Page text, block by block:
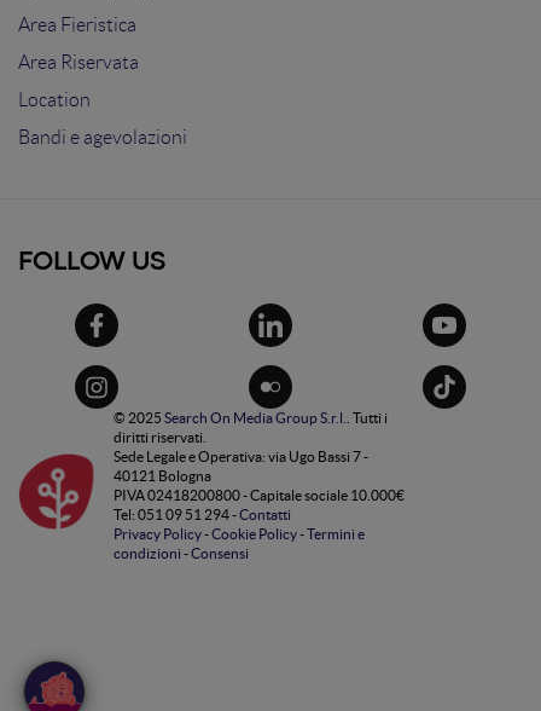
Area Fieristica
Area Riservata
Location
Bandi e agevolazioni
FOLLOW US
© 2025 Search On Media Group S.r.l.
. Tutti i
diritti riservati.
Sede Legale e Operativa: via Ugo Bassi 7 -
40121 Bologna
PIVA 02418200800 - Capitale sociale 10.000€
Tel: 051 09 51 294 -Contatti
Privacy Policy-Cookie Policy-Termini e
condizioni -Consensi